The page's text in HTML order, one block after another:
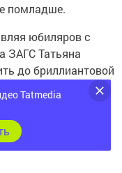
помладше.
юбиляров с
ЗАГС Татьяна
до бриллиантовой
Золотых
у молодоженов
семейного
и прощение.
Tatmedia